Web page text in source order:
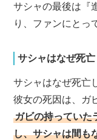
サシャの最後は『
り、ファンにとっ
サシャはなぜ死
サシャはなぜ死亡
彼女の死因は、ガ
ガビの持っていた
し、サシャは間も